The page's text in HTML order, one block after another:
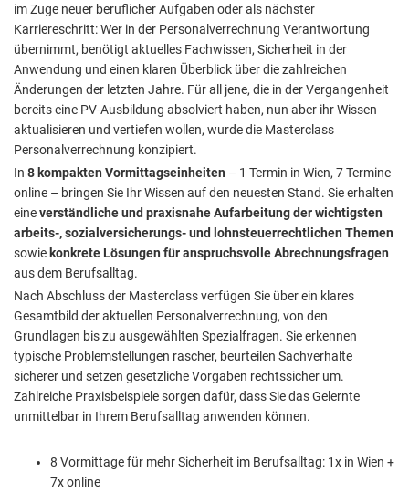
im Zuge neuer beruflicher Aufgaben oder als nächster
Karriereschritt: Wer in der Personalverrechnung Verantwortung
übernimmt, benötigt aktuelles Fachwissen, Sicherheit in der
Anwendung und einen klaren Überblick über die zahlreichen
Änderungen der letzten Jahre. Für all jene, die in der Vergangenheit
bereits eine PV-Ausbildung absolviert haben, nun aber ihr Wissen
aktualisieren und vertiefen wollen, wurde die Masterclass
Personalverrechnung konzipiert.
In 8 kompakten Vormittagseinheiten – 1 Termin in Wien, 7 Termine
online – bringen Sie Ihr Wissen auf den neuesten Stand. Sie erhalten
eineverständliche und praxisnahe Aufarbeitung der wichtigsten
arbeits-, sozialversicherungs- und lohnsteuerrechtlichen Themen
sowie konkrete Lösungen für anspruchsvolle Abrechnungsfragen
aus dem Berufsalltag.
Nach Abschluss der Masterclass verfügen Sie über ein klares
Gesamtbild der aktuellen Personalverrechnung, von den
Grundlagen bis zu ausgewählten Spezialfragen. Sie erkennen
typische Problemstellungen rascher, beurteilen Sachverhalte
sicherer und setzen gesetzliche Vorgaben rechtssicher um.
Zahlreiche Praxisbeispiele sorgen dafür, dass Sie das Gelernte
unmittelbar in Ihrem Berufsalltag anwenden können.
8 Vormittage für mehr Sicherheit im Berufsalltag: 1x in Wien +
7x online